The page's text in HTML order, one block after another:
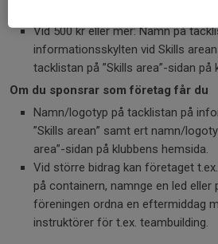
Vid 500 kr eller mer: Namn på
informationsskylten vid Skills
tacklistan på ”Skills area”-sidan på
Om du sponsrar som företag får du
Namn/logotyp på tacklistan på
”Skills arean” samt ert namn/
area”-sidan på klubbens hemsida.
Vid större bidrag kan företaget
på containern, namnge en led eller
föreningen ordna en eftermiddag
instruktörer för t.ex. teambuilding.